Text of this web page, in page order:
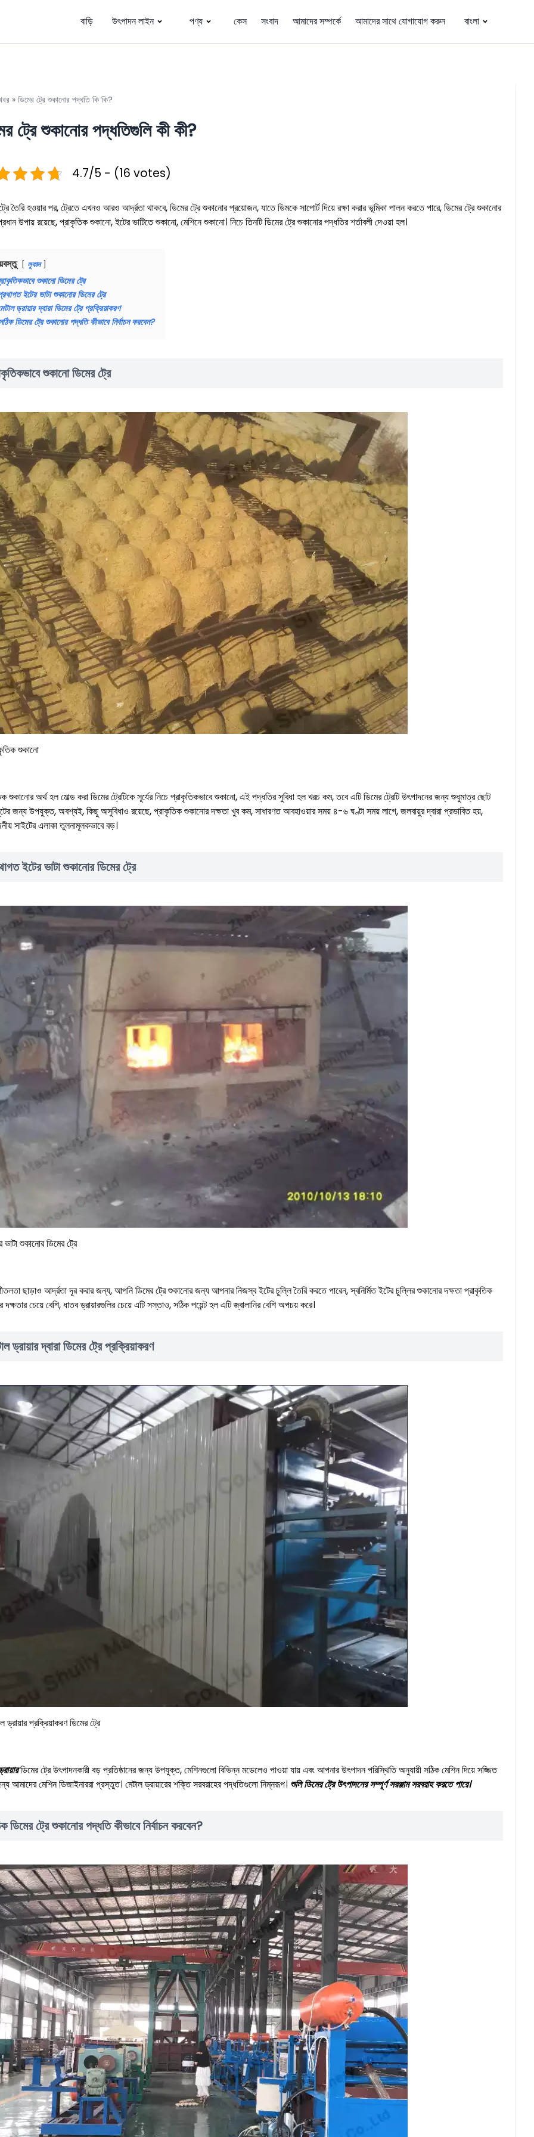
বাড়ি উৎপাদন লাইন পণ্য কেস সংবাদ আমাদের সম্পর্কে আমাদের সাথে যোগাযোগ করুন বাংলা
» ডিমের ট্রে শুকানোর পদ্ধতি কি কি?
ট্রে শুকানোর পদ্ধতিগুলি কী কী?
4.7/5 - (16 votes)
তৈরি হওয়ার পর, ট্রেতে এখনও আরও আর্দ্রতা থাকবে, ডিমের ট্রে শুকানোর প্রয়োজন, যাতে ডিমকে সাপোর্ট দিয়ে রক্ষা করার ভূমিকা পালন করতে পারে, ডিমের ট্রে শুকানোর
উপায় রয়েছে, প্রাকৃতিক শুকানো, ইটের ভাটিতে শুকানো, মেশিনে শুকানো। নিচে তিনটি ডিমের ট্রে শুকানোর পদ্ধতির শর্তাবলী দেওয়া হল।
লুকান
শুকানো ডিমের ট্রে
ইটের ভাটা শুকানোর ডিমের ট্রে
ড্রায়ার দ্বারা ডিমের ট্রে প্রক্রিয়াকরণ
ডিমের ট্রে শুকানোর পদ্ধতি কীভাবে নির্বাচন করবেন?
শুকানো ডিমের ট্রে
শুকানো
শুকানোর অর্থ হল মোল্ড করা ডিমের ট্রেটিকে সূর্যের নিচে প্রাকৃতিকভাবে শুকানো, এই পদ্ধতির সুবিধা হল খরচ কম, তবে এটি ডিমের ট্রেটি উৎপাদনের জন্য শুধুমাত্র ছোট
জন্য উপযুক্ত, অবশ্যই, কিছু অসুবিধাও রয়েছে, প্রাকৃতিক শুকানোর দক্ষতা খুব কম, সাধারণত আবহাওয়ার সময় ৪-৬ ঘণ্টা সময় লাগে, জলবায়ুর দ্বারা প্রভাবিত হয়,
সাইটের এলাকা তুলনামূলকভাবে বড়।
ইটের ভাটা শুকানোর ডিমের ট্রে
ভাটা শুকানোর ডিমের ট্রে
ছাড়াও আর্দ্রতা দূর করার জন্য, আপনি ডিমের ট্রে শুকানোর জন্য আপনার নিজস্ব ইটের চুল্লি তৈরি করতে পারেন, স্বনির্মিত ইটের চুল্লির শুকানোর দক্ষতা প্রাকৃতিক
দক্ষতার চেয়ে বেশি, ধাতব ড্রায়ারগুলির চেয়ে এটি সস্তাও, সঠিক পয়েন্ট হল এটি জ্বালানির বেশি অপচয় করে।
ড্রায়ার দ্বারা ডিমের ট্রে প্রক্রিয়াকরণ
ড্রায়ার প্রক্রিয়াকরণ ডিমের ট্রে
ডিমের ট্রে উৎপাদনকারী বড় প্রতিষ্ঠানের জন্য উপযুক্ত, মেশিনগুলো বিভিন্ন মডেলেও পাওয়া যায় এবং আপনার উৎপাদন পরিস্থিতি অনুযায়ী সঠিক মেশিন দিয়ে সজ্জিত
আমাদের মেশিন ডিজাইনাররা প্রস্তুত। মেটাল ড্রায়ারের শক্তি সরবরাহের পদ্ধতিগুলো নিম্নরূপ। শুলি ডিমের ট্রে উৎপাদনের সম্পূর্ণ সরঞ্জাম সরবরাহ করতে পারে।
ডিমের ট্রে শুকানোর পদ্ধতি কীভাবে নির্বাচন করবেন?